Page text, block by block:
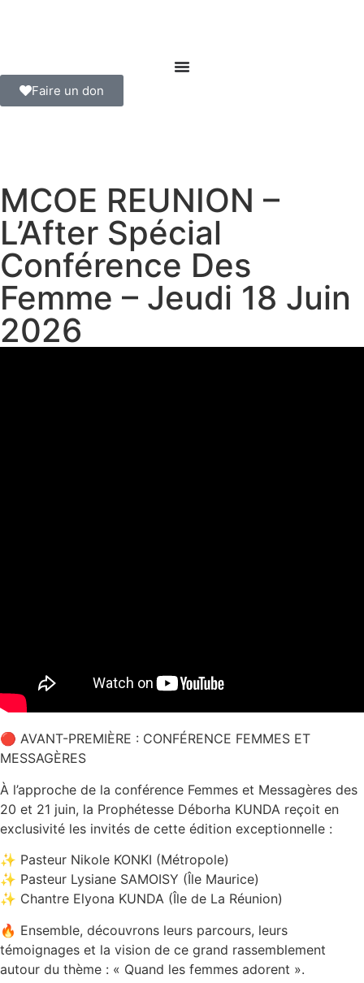
Faire un don
MCOE REUNION –
L’After Spécial
Conférence Des
Femme – Jeudi 18 Juin
2026
🔴 AVANT-PREMIÈRE : CONFÉRENCE FEMMES ET
MESSAGÈRES
À l’approche de la conférence Femmes et Messagères des
20 et 21 juin, la Prophétesse Déborha KUNDA reçoit en
exclusivité les invités de cette édition exceptionnelle :
✨ Pasteur Nikole KONKI (Métropole)
✨ Pasteur Lysiane SAMOISY (Île Maurice)
✨ Chantre Elyona KUNDA (Île de La Réunion)
🔥 Ensemble, découvrons leurs parcours, leurs
témoignages et la vision de ce grand rassemblement
autour du thème : « Quand les femmes adorent ».